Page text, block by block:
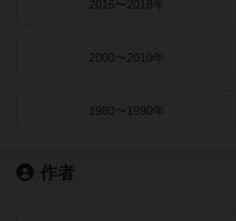
2016〜2018年
2000〜2010年
1980〜1990年
作者